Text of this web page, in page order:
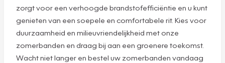
zorgt voor een verhoogde brandstofefficiëntie en u kunt
genieten van een soepele en comfortabele rit. Kies voor
duurzaamheid en milieuvriendelijkheid met onze
zomerbanden en draag bij aan een groenere toekomst.
Wacht niet langer en bestel uw zomerbanden vandaag